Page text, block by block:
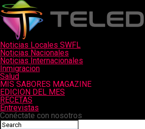
Noticias Locales SWFL
Noticias Nacionales
Noticias Internacionales
Inmigracion
Salud
MIS SABORES MAGAZINE
EDICION DEL MES
RECETAS
Entrevistas
Conéctate con nosotros